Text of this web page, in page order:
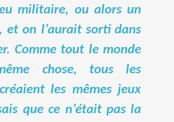
militaire, ou alors un
et on l’aurait sorti dans
Comme tout le monde
chose, tous les
les mêmes jeux
que ce n’était pas la